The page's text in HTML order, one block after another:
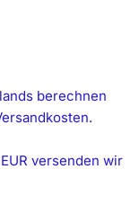
berechnen
versenden wir